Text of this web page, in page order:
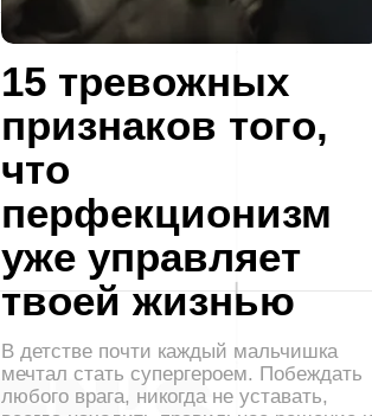
15 тревожных
признаков того,
что
перфекционизм
уже управляет
твоей жизнью
В детстве почти каждый мальчишка
мечтал стать супергероем. Побеждать
любого врага, никогда не уставать,